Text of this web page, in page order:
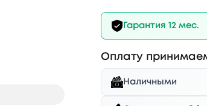
Гарантия 12 мес.
Оплату
Наличными